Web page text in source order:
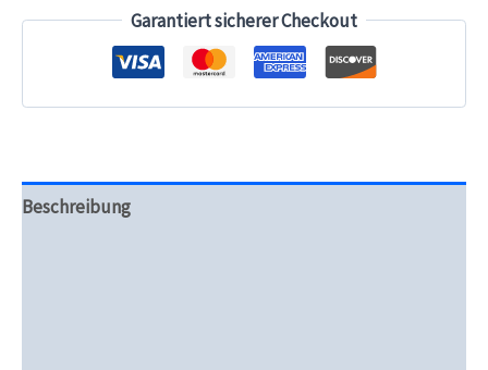
Garantiert sicherer Checkout
Beschreibung